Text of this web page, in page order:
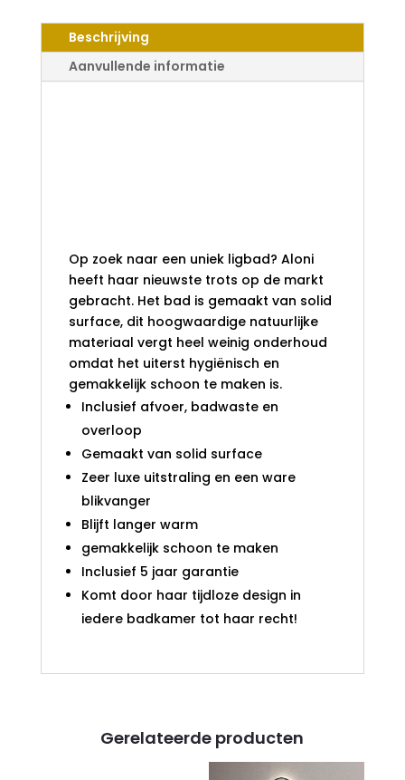
MAT
OVAAL
SOLID
Beschrijving
Aanvullende informatie
Op zoek naar een uniek ligbad? Aloni
heeft haar nieuwste trots op de markt
gebracht. Het bad is gemaakt van solid
surface, dit hoogwaardige natuurlijke
materiaal vergt heel weinig onderhoud
omdat het uiterst hygiënisch en
gemakkelijk schoon te maken is.
Inclusief afvoer, badwaste en
overloop
Gemaakt van solid surface
Zeer luxe uitstraling en een ware
blikvanger
Blijft langer warm
gemakkelijk schoon te maken
Inclusief 5 jaar garantie
Komt door haar tijdloze design in
iedere badkamer tot haar recht!
Gerelateerde producten